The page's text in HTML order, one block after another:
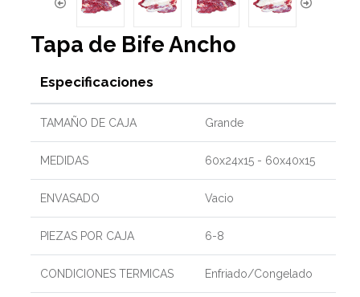
Tapa de Bife Ancho
Especificaciones
TAMAÑO DE CAJA Grande
MEDIDAS 60x24x15 - 60x40x15
ENVASADO Vacio
PIEZAS POR CAJA 6-8
CONDICIONES TERMICAS Enfriado/Congelado